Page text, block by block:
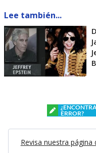
Lee también...
ERROR?
Revisa nuestra página